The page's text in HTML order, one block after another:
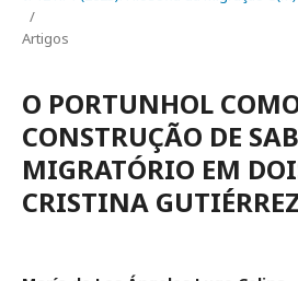
/
Artigos
O PORTUNHOL
CONSTRUÇÃO DE
MIGRATÓRIO EM
CRISTINA